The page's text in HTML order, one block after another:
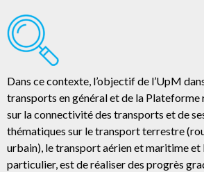
Dans ce contexte, l’objectif de l’UpM
transports en général et de la Plateforme
sur la connectivité des transports et de
thématiques sur le transport terrestre
urbain), le transport aérien et maritime et
particulier, est de réaliser des progrès